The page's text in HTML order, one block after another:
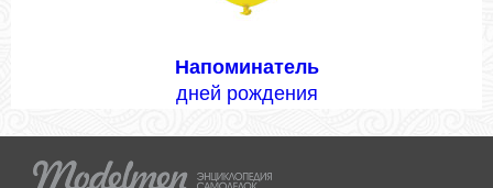
Напоминатель
дней рождения